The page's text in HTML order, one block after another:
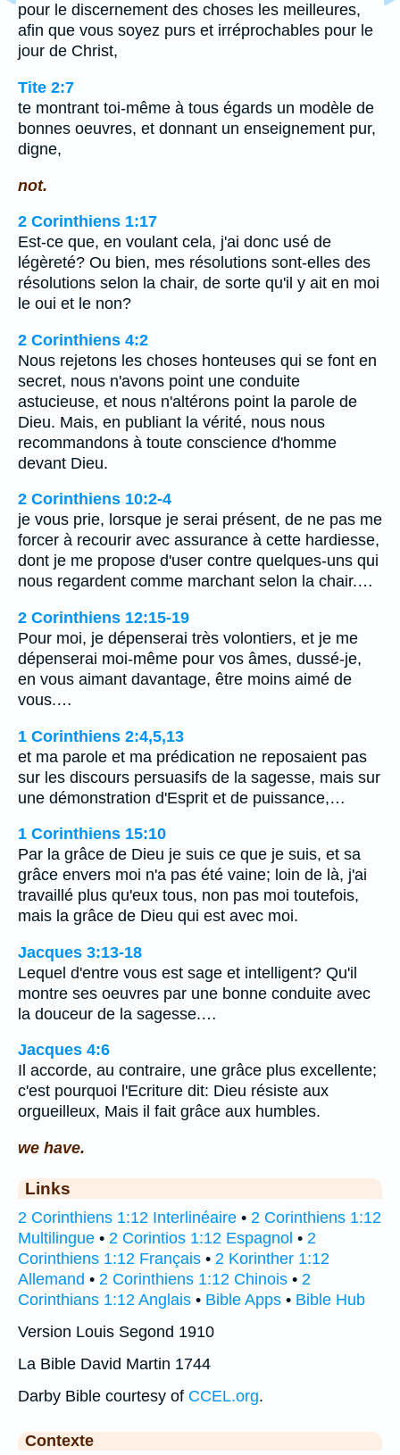
pour le discernement des choses les meilleures,
afin que vous soyez purs et irréprochables pour le
jour de Christ,
Tite 2:7
te montrant toi-même à tous égards un modèle de
bonnes oeuvres, et donnant un enseignement pur,
digne,
not.
2 Corinthiens 1:17
Est-ce que, en voulant cela, j'ai donc usé de
légèreté? Ou bien, mes résolutions sont-elles des
résolutions selon la chair, de sorte qu'il y ait en moi
le oui et le non?
2 Corinthiens 4:2
Nous rejetons les choses honteuses qui se font en
secret, nous n'avons point une conduite
astucieuse, et nous n'altérons point la parole de
Dieu. Mais, en publiant la vérité, nous nous
recommandons à toute conscience d'homme
devant Dieu.
2 Corinthiens 10:2-4
je vous prie, lorsque je serai présent, de ne pas me
forcer à recourir avec assurance à cette hardiesse,
dont je me propose d'user contre quelques-uns qui
nous regardent comme marchant selon la chair.…
2 Corinthiens 12:15-19
Pour moi, je dépenserai très volontiers, et je me
dépenserai moi-même pour vos âmes, dussé-je,
en vous aimant davantage, être moins aimé de
vous.…
1 Corinthiens 2:4,5,13
et ma parole et ma prédication ne reposaient pas
sur les discours persuasifs de la sagesse, mais sur
une démonstration d'Esprit et de puissance,…
1 Corinthiens 15:10
Par la grâce de Dieu je suis ce que je suis, et sa
grâce envers moi n'a pas été vaine; loin de là, j'ai
travaillé plus qu'eux tous, non pas moi toutefois,
mais la grâce de Dieu qui est avec moi.
Jacques 3:13-18
Lequel d'entre vous est sage et intelligent? Qu'il
montre ses oeuvres par une bonne conduite avec
la douceur de la sagesse.…
Jacques 4:6
Il accorde, au contraire, une grâce plus excellente;
c'est pourquoi l'Ecriture dit: Dieu résiste aux
orgueilleux, Mais il fait grâce aux humbles.
we have.
Links
2 Corinthiens 1:12 Interlinéaire • 2 Corinthiens 1:12
Multilingue • 2 Corintios 1:12 Espagnol • 2
Corinthiens 1:12 Français • 2 Korinther 1:12
Allemand • 2 Corinthiens 1:12 Chinois • 2
Corinthians 1:12 Anglais • Bible Apps • Bible Hub
Version Louis Segond 1910
La Bible David Martin 1744
Darby Bible courtesy of CCEL.org.
Contexte